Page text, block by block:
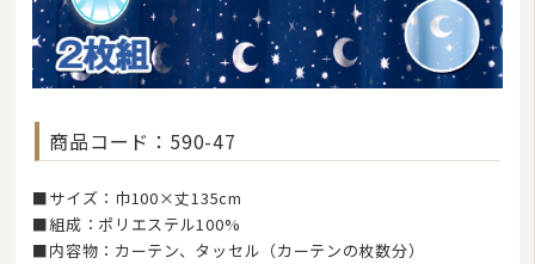
商品コード：590-47
■サイズ：巾100×丈135cm
■組成：ポリエステル100%
■内容物：カーテン、タッセル（カーテンの枚数分）
防炎・防災寝具
ペット用品
ブランド
羽毛ふとんリフォーム・打ち直し
和ふとんの打ち直し・リフォーム